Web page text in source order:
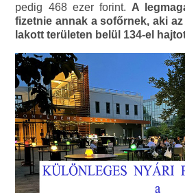
pedig 468 ezer forint. A
fizetnie annak a sofőrnek, aki
lakott területen belül 134-el